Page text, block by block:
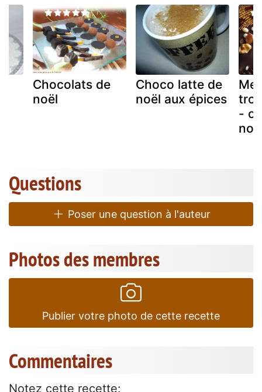
Chocolats de
noël
Choco latte de
noël aux épices
-
Questions
Poser une question à l'auteur
Photos des membres
Publier votre photo de cette recette
Commentaires
Notez cette recette: